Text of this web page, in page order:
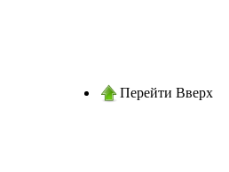
Перейти Вверх